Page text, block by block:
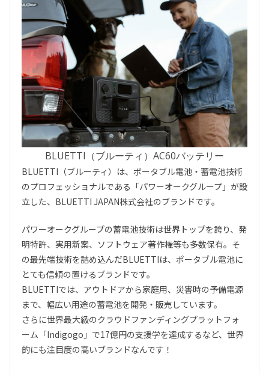
BLUETTI（ブルーティ）AC60バッテリー
BLUETTI（ブルーティ）は、ポータブル電池・蓄電池技術
のプロフェッショナルである「パワーオークグループ」が設
立した、BLUETTI JAPAN株式会社のブランドです。
パワーオークグループの蓄電池技術は世界トップを誇り、発
明特許、実用新案、ソフトウェア著作権等も多数保有。そ
の最先端技術を詰め込んだBLUETTIは、ポータブル電池に
とても信頼の置けるブランドです。
BLUETTIでは、アウトドアから家庭用、災害時の予備電源
まで、幅広い用途の蓄電池を開発・販売しています。
さらに世界最大級のクラウドファンディングプラットフォ
ーム「Indigogo」で17億円の支援学を達成するなど、世界
的にも注目度の高いブランドなんです！